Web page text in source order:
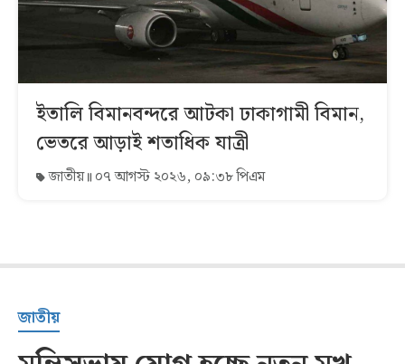
ইতালি বিমানবন্দরে আটকা ঢাকাগামী বিমান,
ভেতরে আড়াই শতাধিক যাত্রী
জাতীয় ০৭ আগস্ট ২০২৬, ০৯:৩৮ পিএম
জাতীয়